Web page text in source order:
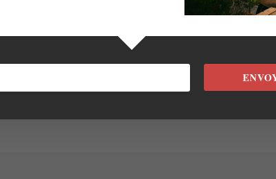
Sud avec le Mood Jazz Trio - Adel Jouini André